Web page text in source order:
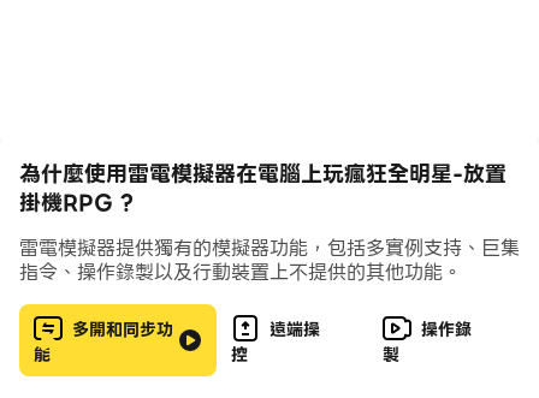
你可以連續點擊螢幕上的強化按鈕，大幅提升你的英雄屬
性，消滅怪物！點擊技能，讓你的英雄對敵人造成全螢幕傷
害！如果你覺得點擊麻煩，可以還開啟自動模式，讓你更輕
鬆贏得這場勝利！
數百🎁種武器、技能和天賦等你搭配！
只要你在遊戲中不斷參與擊殺敵人，就可以獲得大量寶石！
為什麼使用雷電模擬器在電腦上玩瘋狂全明星-放置
掛機RPG ?
雷電模擬器提供獨有的模擬器功能，包括多實例支持、巨集
指令、操作錄製以及行動裝置上不提供的其他功能。
多開和同步功
能
遠端操
控
操作錄
製